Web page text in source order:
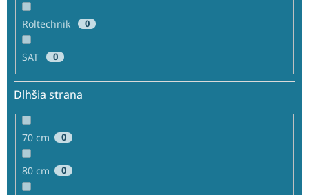
Roltechnik 0
SAT 0
Dlhšia strana
70 cm 0
80 cm 0